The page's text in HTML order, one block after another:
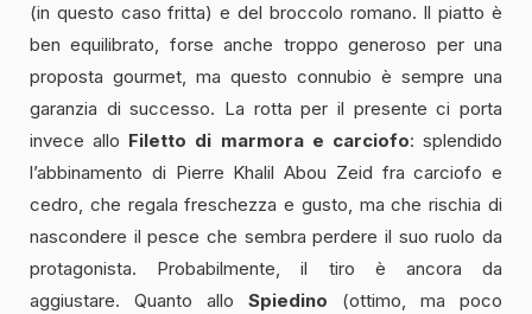
(in questo caso fritta) e del broccolo romano. Il piatto è
ben equilibrato, forse anche troppo generoso per una
proposta gourmet, ma questo connubio è sempre una
garanzia di successo. La rotta per il presente ci porta
invece allo Filetto di marmora e carciofo: splendido
l’abbinamento di Pierre Khalil Abou Zeid fra carciofo e
cedro, che regala freschezza e gusto, ma che rischia di
nascondere il pesce che sembra perdere il suo ruolo da
protagonista. Probabilmente, il tiro è ancora da
aggiustare. Quanto allo Spiedino (ottimo, ma poco